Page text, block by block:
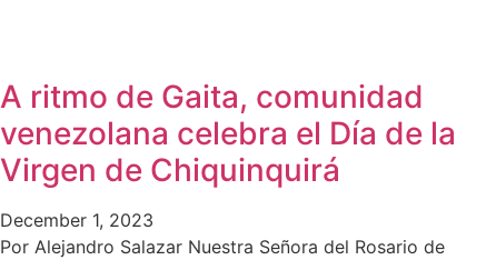
A ritmo de Gaita, comunidad
venezolana celebra el Día de la
Virgen de Chiquinquirá
December 1, 2023
Por Alejandro Salazar Nuestra Señora del Rosario de